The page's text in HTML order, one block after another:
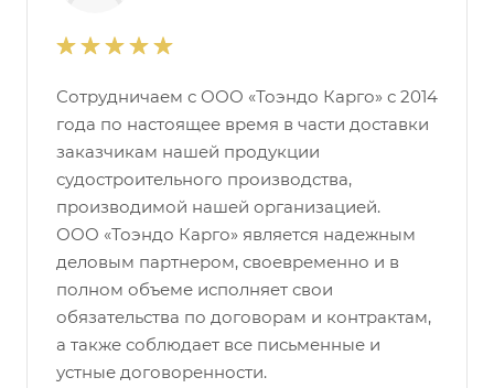
Сотрудничаем с ООО «Тоэндо Карго» с 2014
года по настоящее время в части доставки
заказчикам нашей продукции
судостроительного производства,
производимой нашей организацией.
ООО «Тоэндо Карго» является надежным
деловым партнером, своевременно и в
полном объеме исполняет свои
обязательства по договорам и контрактам,
а также соблюдает все письменные и
устные договоренности.